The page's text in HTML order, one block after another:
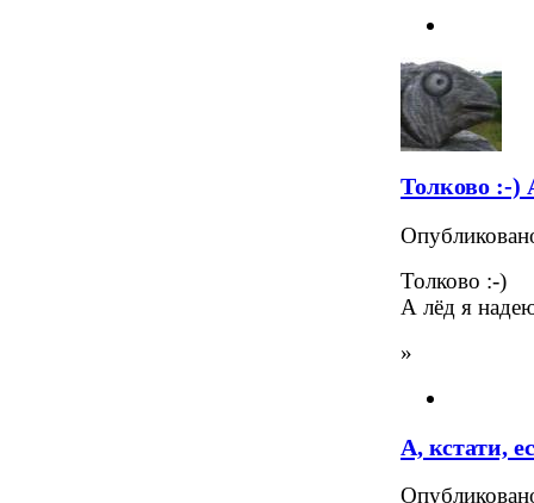
Толково :-)
Толково :-)
А лёд я
»
А, кстати,